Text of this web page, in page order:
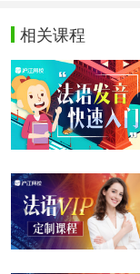
n’est pas chère.
Françoise: Je la
Vincent: Et celle-
Françoise: Elle
Vincent: Et moi,
là?
Françoise: Trop
Françoise:
相关课程